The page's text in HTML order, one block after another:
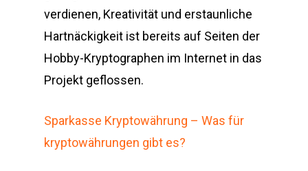
verdienen, Kreativität und erstaunliche
Hartnäckigkeit ist bereits auf Seiten der
Hobby-Kryptographen im Internet in das
Projekt geflossen.
Sparkasse Kryptowährung – Was für
kryptowährungen gibt es?